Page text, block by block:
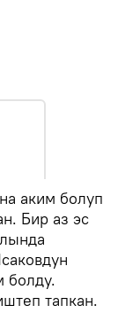
аким болуп
Бир аз эс
болду.
тапкан.